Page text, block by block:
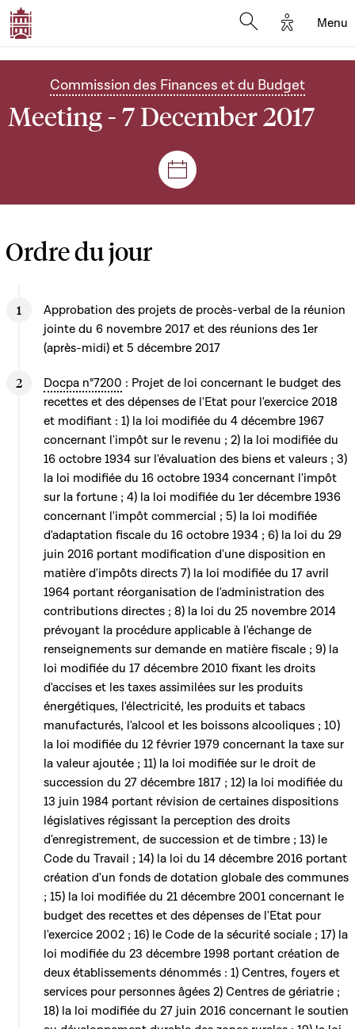
Options
Menu
Commission des Finances et du Budget
Meeting - 7 December 2017
Sessions and meetings
Ordre du jour
Approbation des projets de procès-verbal de la réunion
jointe du 6 novembre 2017 et des réunions des 1er
(après-midi) et 5 décembre 2017
Docpa n°7200 : Projet de loi concernant le budget des
recettes et des dépenses de l'Etat pour l'exercice 2018
et modifiant : 1) la loi modifiée du 4 décembre 1967
concernant l'impôt sur le revenu ; 2) la loi modifiée du
16 octobre 1934 sur l'évaluation des biens et valeurs ; 3)
la loi modifiée du 16 octobre 1934 concernant l'impôt
sur la fortune ; 4) la loi modifiée du 1er décembre 1936
concernant l'impôt commercial ; 5) la loi modifiée
d'adaptation fiscale du 16 octobre 1934 ; 6) la loi du 29
juin 2016 portant modification d'une disposition en
matière d'impôts directs 7) la loi modifiée du 17 avril
1964 portant réorganisation de l'administration des
contributions directes ; 8) la loi du 25 novembre 2014
prévoyant la procédure applicable à l'échange de
renseignements sur demande en matière fiscale ; 9) la
loi modifiée du 17 décembre 2010 fixant les droits
d'accises et les taxes assimilées sur les produits
énergétiques, l'électricité, les produits et tabacs
manufacturés, l'alcool et les boissons alcooliques ; 10)
la loi modifiée du 12 février 1979 concernant la taxe sur
la valeur ajoutée ; 11) la loi modifiée sur le droit de
succession du 27 décembre 1817 ; 12) la loi modifiée du
13 juin 1984 portant révision de certaines dispositions
législatives régissant la perception des droits
d'enregistrement, de succession et de timbre ; 13) le
Code du Travail ; 14) la loi du 14 décembre 2016 portant
création d'un fonds de dotation globale des communes
; 15) la loi modifiée du 21 décembre 2001 concernant le
budget des recettes et des dépenses de l'Etat pour
l'exercice 2002 ; 16) le Code de la sécurité sociale ; 17) la
loi modifiée du 23 décembre 1998 portant création de
deux établissements dénommés : 1) Centres, foyers et
services pour personnes âgées 2) Centres de gériatrie ;
18) la loi modifiée du 27 juin 2016 concernant le soutien